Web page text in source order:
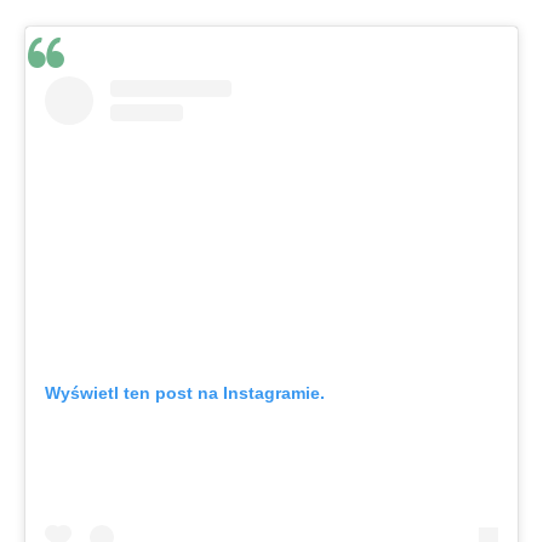
Wyświetl ten post na Instagramie.